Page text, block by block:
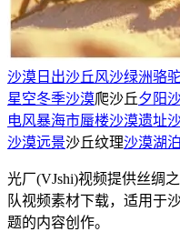
沙漠 日出沙丘风沙绿洲骆
星空冬季沙漠爬沙丘夕阳
电风暴海市蜃楼沙漠遗址
沙漠远景沙丘纹理沙漠湖泊
光厂(VJshi)视频提供丝绸
队视频素材下载，适用于
题的内容创作。